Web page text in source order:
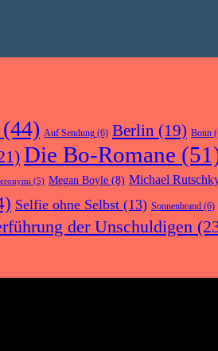
(44) Auf Sendung (6) Berlin (19) Bonn
Die Bo-Romane
(5) Megan Boyle (8) Michael
Selfie ohne Selbst (13) Sonnenbrand (6)
der Unschuldigen